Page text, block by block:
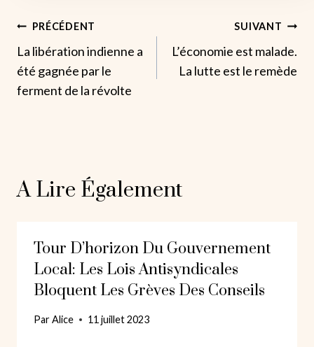
Navigation
De
L’article
PRÉCÉDENT
La libération indienne a
été gagnée par le
ferment de la révolte
SUIVANT
L’économie est malade.
La lutte est le remède
A Lire Également
Tour D’horizon Du Gouvernement
Local: Les Lois Antisyndicales
Bloquent Les Grèves Des Conseils
ParAlice 11 juillet 2023